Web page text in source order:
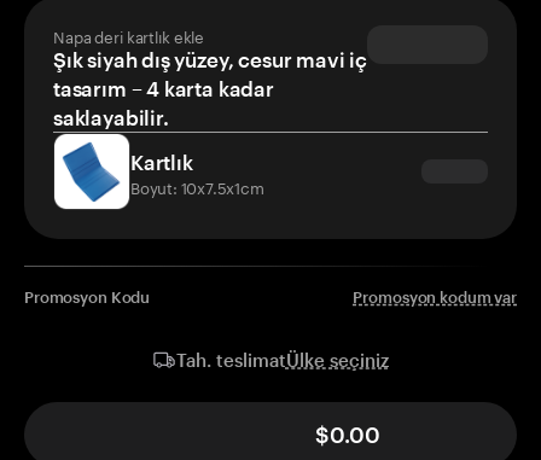
Napa deri kartlık ekle
Şık siyah dış yüzey, cesur mavi iç
tasarım – 4 karta kadar
saklayabilir.
Kartlık
Boyut: 10x7.5x1cm
Promosyon Kodu Promosyon kodum var
Tah. teslimatÜlke seçiniz
$0.00